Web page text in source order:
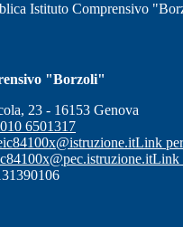
Istituto Comprensivo
"Borzoli"
23 - 16153 Genova
6501317
Link
Link